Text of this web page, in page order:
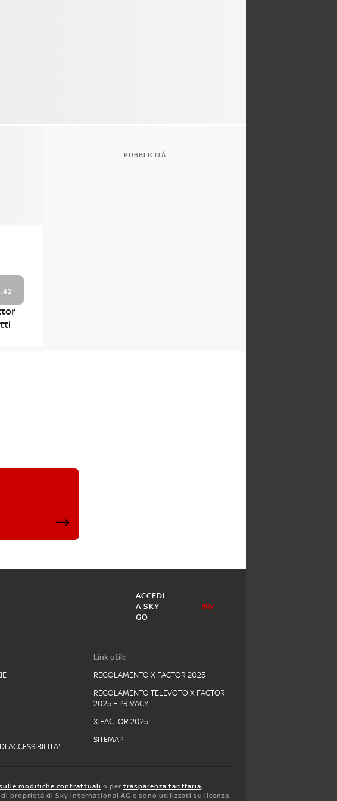
PUBBLICITÀ
ACCEDI
A SKY
GO
ACCESSIBILITA'
Link utili:
REGOLAMENTO X FACTOR 2025
REGOLAMENTO TELEVOTO X FACTOR
2025 E PRIVACY
X FACTOR 2025
SITEMAP
modifiche contrattuali o per trasparenza tariffaria,
di Sky international AG e sono utilizzati su licenza.